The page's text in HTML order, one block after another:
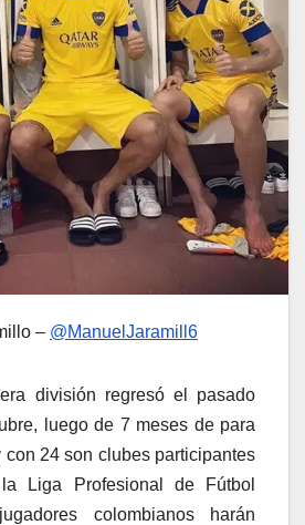
– @ManuelJaramill6
división regresó el pasado
luego de 7 meses de para
con 24 son clubes participantes
Liga Profesional de Fútbol
colombianos harán